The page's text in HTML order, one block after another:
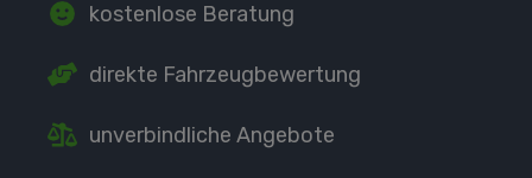
kostenlose Beratung
direkte Fahrzeugbewertung
unverbindliche Angebote